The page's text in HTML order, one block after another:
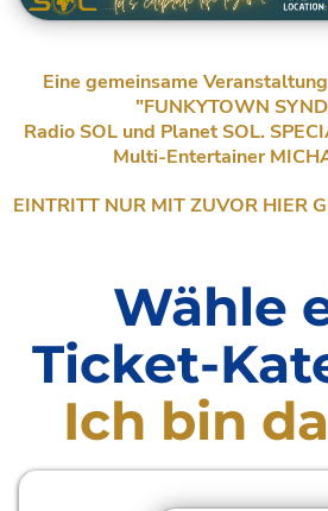
Eine gemeinsame
"FUNKYTOWN
Radio SOL und Planet SOL.
Multi-Entertainer
EINTRITT NUR MIT ZUVOR HIER
Wähle
Ticket-
Ich bin